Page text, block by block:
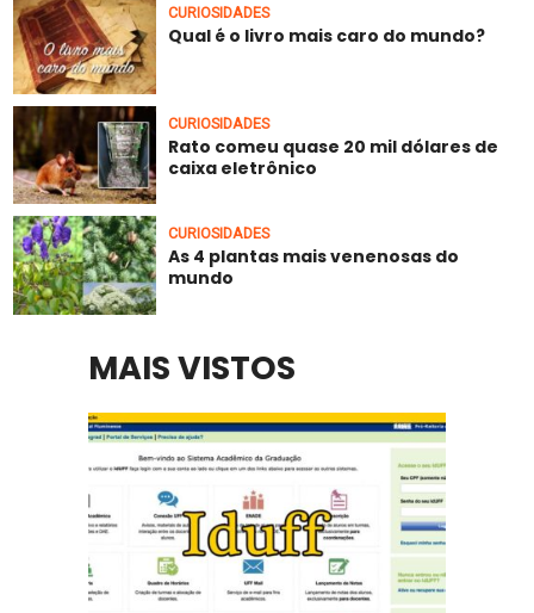
CURIOSIDADES
Qual é o livro mais caro do mundo?
CURIOSIDADES
Rato comeu quase 20 mil dólares de
caixa eletrônico
CURIOSIDADES
As 4 plantas mais venenosas do
mundo
MAIS VISTOS